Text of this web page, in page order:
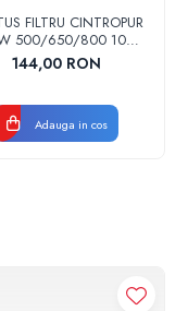
FILTRU CINTROPUR
500/650/800 10
MANSOANE
FILTRARE SET 5BUC
144,00 RON
Adauga in cos